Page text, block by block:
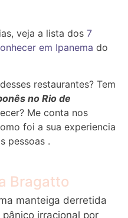
veja a lista dos 7
em Ipanema do
restaurantes? Tem
no Rio de
Me conta nos
foi a sua experiencia
pessoas .
Bragatto
manteiga derretida
irracional por